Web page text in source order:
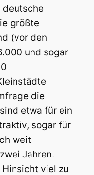
deutsche
größte
(vor den
und sogar
die
etwa für ein
sogar für
weit
Jahren.
viel zu